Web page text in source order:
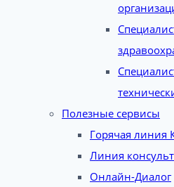
Полезные сервисы
Горячая линия
Линия
Онлайн-Диалог